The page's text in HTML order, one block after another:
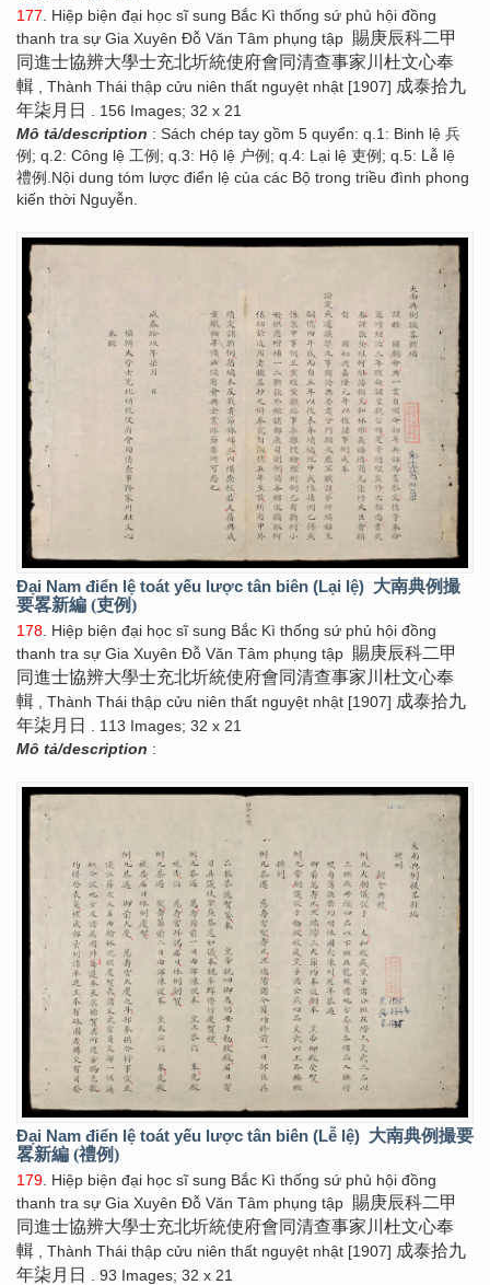
177 . Hiệp biện đại học sĩ sung Bắc Kì thống sứ phủ hội đồng
thanh tra sự Gia Xuyên Đỗ Văn Tâm phụng tập 賜庚辰科二甲
同進士協辨大學士充北圻統使府會同清查事家川杜文心奉
輯 , Thành Thái thập cửu niên thất nguyệt nhật [1907] 成泰拾九
年柒月日
. 156 Images; 32 x 21
Mô tả/description : Sách chép tay gồm 5 quyển: q.1: Binh lệ 兵
例; q.2: Công lệ 工例; q.3: Hộ lệ 户例; q.4: Lại lệ 吏例; q.5: Lễ lệ
禮例.Nội dung tóm lược điển lệ của các Bộ trong triều đình phong
kiến thời Nguyễn.
Đại Nam điển lệ toát yếu lược tân biên (Lại lệ) 大南典例撮
要畧新編 (吏例)
178 . Hiệp biện đại học sĩ sung Bắc Kì thống sứ phủ hội đồng
thanh tra sự Gia Xuyên Đỗ Văn Tâm phụng tập 賜庚辰科二甲
同進士協辨大學士充北圻統使府會同清查事家川杜文心奉
輯 , Thành Thái thập cửu niên thất nguyệt nhật [1907] 成泰拾九
年柒月日
. 113 Images; 32 x 21
Mô tả/description :
Đại Nam điển lệ toát yếu lược tân biên (Lễ lệ) 大南典例撮要
畧新編 (禮例)
179. Hiệp biện đại học sĩ sung Bắc Kì thống sứ phủ hội đồng
thanh tra sự Gia Xuyên Đỗ Văn Tâm phụng tập 賜庚辰科二甲
同進士協辨大學士充北圻統使府會同清查事家川杜文心奉
輯 , Thành Thái thập cửu niên thất nguyệt nhật [1907] 成泰拾九
年柒月日 . 93 Images; 32 x 21